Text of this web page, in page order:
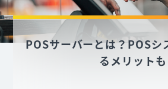
POSサーバーとは？POSシ
るメリットも